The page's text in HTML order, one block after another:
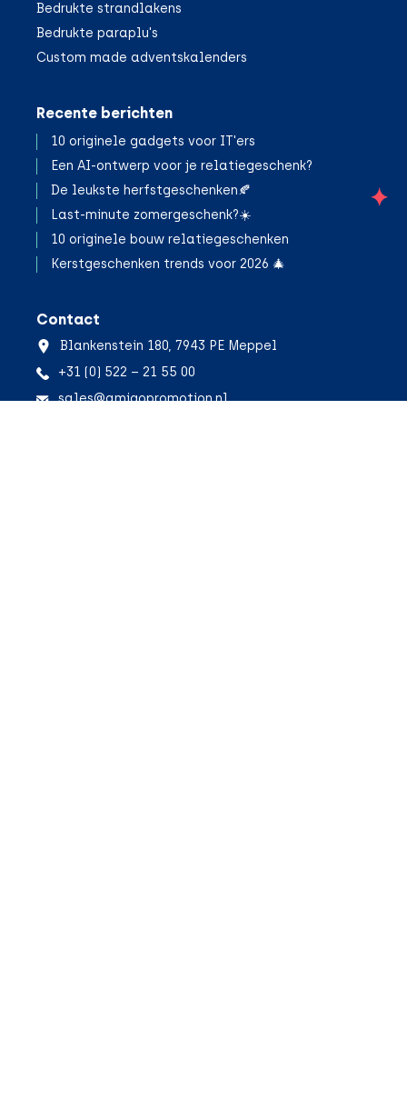
Bedrukte strandlakens
Bedrukte paraplu's
Custom made adventskalenders
Recente berichten
10 originele gadgets voor IT'ers
Een AI-ontwerp voor je relatiegeschenk?
De leukste herfstgeschenken🍂
Last-minute zomergeschenk?☀️
10 originele bouw relatiegeschenken
Kerstgeschenken trends voor 2026 🎄
Contact
Blankenstein 180, 7943 PE Meppel
+31 (0) 522 – 21 55 00
sales@amigopromotion.nl
;